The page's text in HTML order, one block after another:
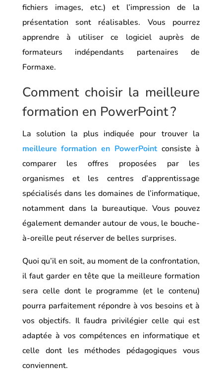
fichiers images, etc.) et l’impression de la
présentation sont réalisables. Vous pourrez
apprendre à utiliser ce logiciel auprès de
formateurs indépendants partenaires de
Formaxe.
Comment choisir la meilleure
formation en PowerPoint ?
La solution la plus indiquée pour trouver la
meilleure formation en PowerPointconsiste à
comparer les offres proposées par les
organismes et les centres d’apprentissage
spécialisés dans les domaines de l’informatique,
notamment dans la bureautique. Vous pouvez
également demander autour de vous, le bouche-
à-oreille peut réserver de belles surprises.
Quoi qu’il en soit, au moment de la confrontation,
il faut garder en tête que la meilleure formation
sera celle dont le programme (et le contenu)
pourra parfaitement répondre à vos besoins et à
vos objectifs. Il faudra privilégier celle qui est
adaptée à vos compétences en informatique et
celle dont les méthodes pédagogiques vous
conviennent.